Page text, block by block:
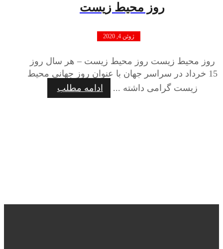
روز محیط زیست
ژوئن 4, 2020
روز محیط زیست روز محیط زیست – هر سال روز
15 خرداد در سراسر جهان با عنوان روز جهانی محیط
زیست گرامی داشته ...
ادامه مطلب